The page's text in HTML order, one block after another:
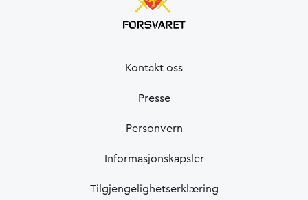
Kontakt oss
Presse
Personvern
Informasjonskapsler
Tilgjengelighetserklæring